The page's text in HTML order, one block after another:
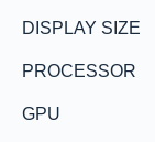
DISPLAY SIZE
PROCESSOR
GPU